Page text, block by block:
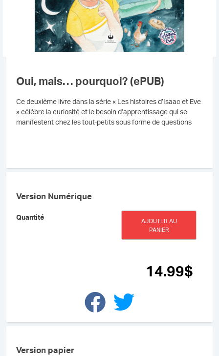
Oui, mais… pourquoi? (ePUB)
Ce deuxième livre dans la série « Les histoires d’Isaac et Eve
» célèbre la curiosité et le besoin d’apprentissage qui se
manifestent chez les tout-petits sous forme de questions
Version Numérique
Quantité
AJOUTER AU
PANIER
14.99$
Version papier